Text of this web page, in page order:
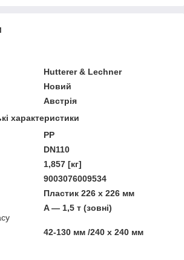
Hutterer & Lechner
Новий
Австрія
характеристики
PP
DN110
1,857 [кг]
9003076009534
Пластик 226 x 226 мм
A — 1,5 т (зовні)
42-130 мм /240 x 240 мм